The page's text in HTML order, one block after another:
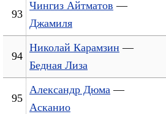
93
Чингиз Айтматов —
Джамиля
94
Николай Карамзин —
Бедная Лиза
95
Александр Дюма —
Асканио